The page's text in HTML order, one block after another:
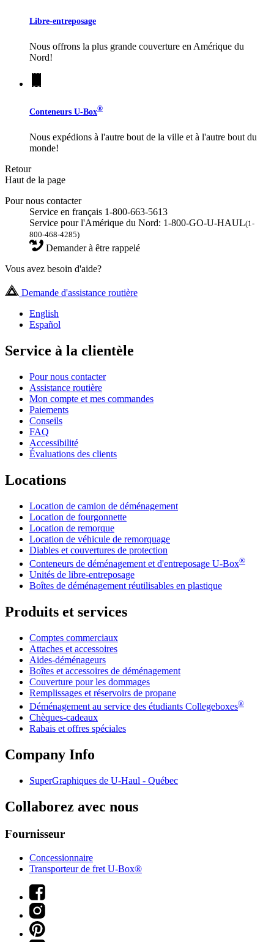
Libre-entreposage
Nous offrons la plus grande couverture en Amérique du
Nord!
Conteneurs U-Box®
Nous expédions à l'autre bout de la ville et à l'autre bout du
monde!
Retour
Haut de la page
Pour nous contacter
Service en français 1-800-663-5613
Service pour l'Amérique du Nord: 1-800-GO-U-HAUL(1-
800-468-4285)
Demander à être rappelé
Vous avez besoin d'aide?
Demande d'assistance routière
English
Español
Service à la clientèle
Pour nous contacter
Assistance routière
Mon compte et mes commandes
Paiements
Conseils
FAQ
Accessibilité
Évaluations des clients
Locations
Location de camion de déménagement
Location de fourgonnette
Location de remorque
Location de véhicule de remorquage
Diables et couvertures de protection
Conteneurs de déménagement et d'entreposage U-Box®
Unités de libre-entreposage
Boîtes de déménagement réutilisables en plastique
Produits et services
Comptes commerciaux
Attaches et accessoires
Aides-déménageurs
Boîtes et accessoires de déménagement
Couverture pour les dommages
Remplissages et réservoirs de propane
Déménagement au service des étudiants Collegeboxes®
Chèques-cadeaux
Rabais et offres spéciales
Company Info
SuperGraphiques de U-Haul - Québec
Collaborez avec nous
Fournisseur
Concessionnaire
Transporteur de fret U-Box®